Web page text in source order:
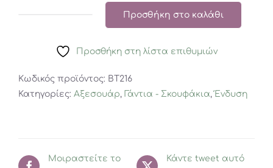
Φραουλίτσα
Προσθήκη στο καλάθι
Προσθήκη στη λίστα επιθυμιών
Κωδικός προϊόντος: BT216
Κατηγορίες: Αξεσουάρ, Γάντια - Σκουφάκια,Ένδυση
Μοιραστείτε το
Κάντε tweet αυτό